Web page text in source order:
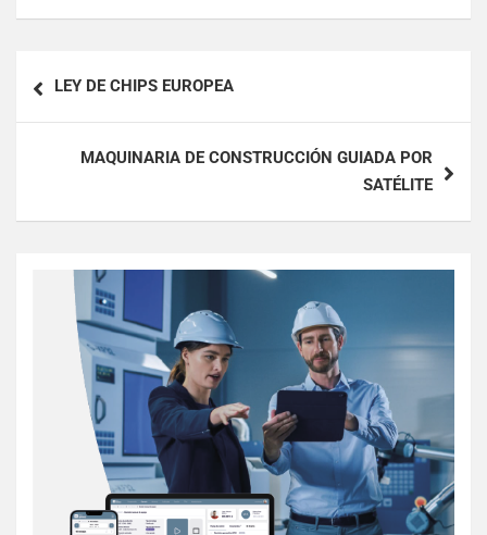
LEY DE CHIPS EUROPEA
MAQUINARIA DE CONSTRUCCIÓN GUIADA POR
SATÉLITE